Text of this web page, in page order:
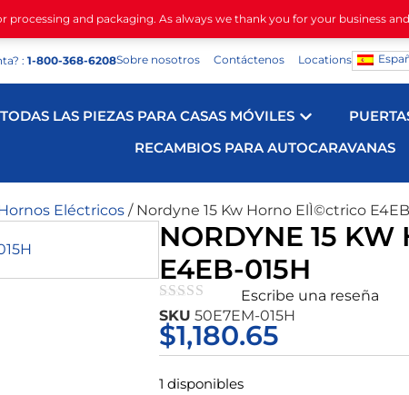
and packaging. As always we thank you for your business
: 1-800-368-6208Sobre nosotros Contáctenos Locations
TODAS LAS PIEZAS PARA CASAS MÓVILES
RECAMBIOS PARA AUTOCARAVANAS
Eléctricos / Nordyne 15 Kw Horno ElÌ©ctrico
NORDYNE 15
E4EB-015H
★★★★★
Escribe una reseña
SKU 50E7EM-015H
$1,180.65
1 disponibles